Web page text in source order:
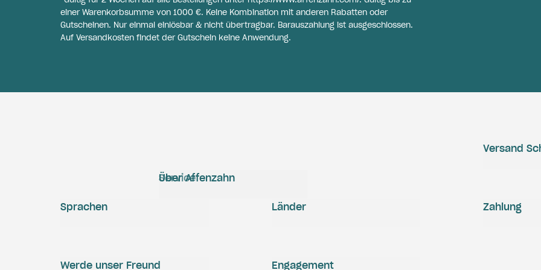
einer Warenkorbsumme von 1000 €. Keine Kombination mit anderen Rabatten oder
Gutscheinen. Nur einmal einlösbar & nicht übertragbar. Barauszahlung ist ausgeschlossen.
Auf Versandkosten findet der Gutschein keine Anwendung.
Service
Über Affenzahn
Versand
Zahlung
Engagement
Werde unser Freund
Sprachen Länder